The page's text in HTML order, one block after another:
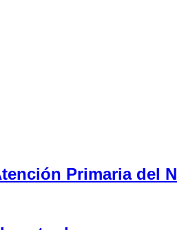
Primaria del